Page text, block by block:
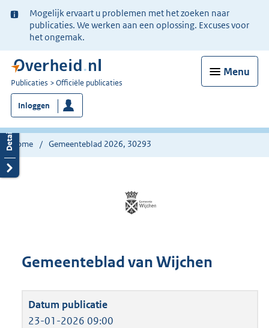
Ter
informatie:
Mogelijk ervaart u problemen met het zoeken naar
publicaties. We werken aan een oplossing. Excuses voor
het ongemak.
Menu
U
bent
nu
hier:
Publicaties Officiële publicaties
Inloggen
Home Gemeenteblad 2026, 30293
Gemeenteblad van Wijchen
23-01-2026 09:00